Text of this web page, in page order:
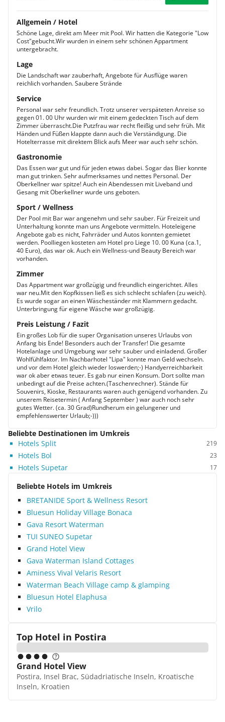
Allgemein / Hotel
Schöne Lage, direkt am Meer mit Pool. Wir hatten die Kategorie "Low
Cost"gebucht.Wir wurden in einem sehr schönen Appartment
untergebracht.
Lage
Die Landschaft war zauberhaft, Angebote für Ausflüge waren
reichlich vorhanden. Saubere Strände
Service
Personal war sehr freundlich. Trotz unserer verspäteten Anreise so
gegen 01. 00 Uhr wurden wir mit einem gedeckten Tisch auf dem
Zimmer überrascht.Die Putzfrau war recht fleißig und sehr früh. Mit
Händen und Füßen klappte dann auch die Verständigung. Die
Hotelterrasse mit direktem Blick aufs Meer war auch sehr schön.
Gastronomie
Das Essen war gut und für jeden etwas dabei. Sogar das Bier konnte
man gut trinken. Sehr aufmerksames und nettes Personal. Der
Oberkellner war spitze! Auch ein Abendessen mit Liveband und
Gesang mit Oberkellner wurde uns geboten.
Sport / Wellness
Der Pool mit Bar war angenehm und sehr sauber. Für Freizeit und
Unterhaltung konnte man uns Angebote vermitteln. Hoteleigene
Angebote gab es nicht, Fahrräder und Autos konnten gemietet
werden. Poolliegen kosteten am Hotel pro Liege 10. 00 Kuna (ca.1,
40 Euro), das war ok. Auch ein Wellness-und Beauty Bereich war
vorhanden.
Zimmer
Das Appartment war großzügig und freundlich eingerichtet. Alles
war neu.Mit den Kopfkissen ließ es sich schlecht schlafen (zu weich).
Es wurde sogar an einen Wäscheständer mit Klammern gedacht.
Unterbringung für eigene Wäsche war großzügig.
Preis Leistung / Fazit
Ein großes Lob für die super Organisation unseres Urlaubs von
Anfang bis Ende! Besonders auch der Transfer! Die gesamte
Hotelanlage und Umgebung war sehr sauber und einladend. Großer
Wohlfühlfaktor. Im Nachbarhotel "Lipa" konnte man Geld wechseln.
und vor dem Hotel gleich wieder loswerden;-) Handyerreichbarkeit
war ok aber etwas teuer. Es gab nur einen Konsum. Dort sollte man
unbedingt auf die Preise achten.(Taschenrechner). Stände für
Souvenirs, Kioske, Restaurants waren auch genügend vorhanden. Zu
unserem Reisetermin ( Anfang September ) war auch noch sehr
gutes Wetter. (ca. 30 Grad)Rundherum ein gelungener und
empfehlenswerter Urlaub;-)))
Beliebte Destinationen im Umkreis
Hotels Split
219
Hotels Bol 23
Hotels Supetar 17
Beliebte Hotels im Umkreis
BRETANIDE Sport & Wellness Resort
Bluesun Holiday Village Bonaca
Gava Resort Waterman
TUI SUNEO Supetar
Grand Hotel View
Gava Waterman Island Cottages
Aminess Vival Velaris Resort
Waterman Beach Village camp & glamping
Bluesun Hotel Elaphusa
Vrilo
Top Hotel in Postira
Grand Hotel View
Postira, Insel Brac, Südadriatische Inseln, Kroatische
Inseln, Kroatien